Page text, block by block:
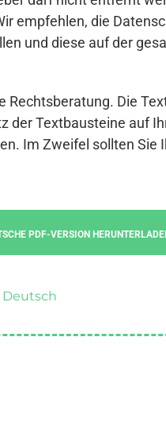
empfehlen, die
und diese auf der
Die
der Textbausteine auf
Im Zweifel sollten Sie
PDF-VERSION